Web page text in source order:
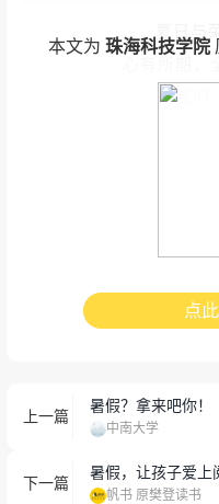
我们
机会，我在“创客广
本文为 珠海科技学院
点
上一篇
暑假？拿来吧你！
中南大学
下一篇
暑假，让孩子爱上
帆书 原樊登读书